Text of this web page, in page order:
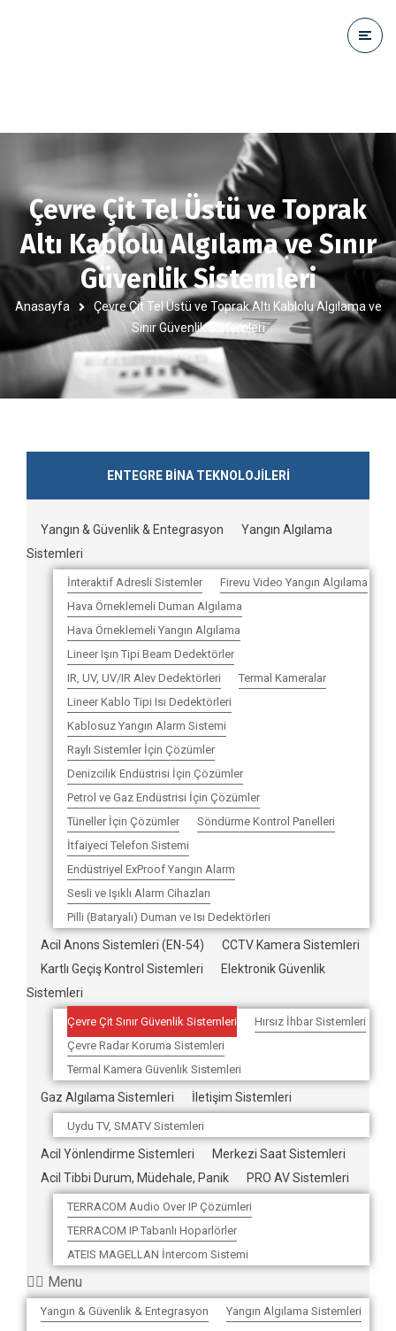
Çevre Çit Tel Üstü ve Toprak
Altı Kablolu Algılama ve Sınır
Güvenlik Sistemleri
Anasayfa
Çevre Çit Tel Üstü ve Toprak Altı Kablolu Algılama ve
Sınır Güvenlik Sistemleri
ENTEGRE BİNA TEKNOLOJİLERİ
Yangın & Güvenlik & Entegrasyon
Yangın Algılama
Sistemleri
İnteraktif Adresli Sistemler
Firevu Video Yangın Algılama
Hava Örneklemeli Duman Algılama
Hava Örneklemeli Yangın Algılama
Lineer Işın Tipi Beam Dedektörler
IR, UV, UV/IR Alev Dedektörleri
Termal Kameralar
Lineer Kablo Tipi Isı Dedektörleri
Kablosuz Yangın Alarm Sistemi
Raylı Sistemler İçin Çözümler
Denizcilik Endüstrisi İçin Çözümler
Petrol ve Gaz Endüstrisi İçin Çözümler
Tüneller İçin Çözümler
Söndürme Kontrol Panelleri
İtfaiyeci Telefon Sistemi
Endüstriyel ExProof Yangın Alarm
Sesli ve Işıklı Alarm Cihazları
Pilli (Bataryalı) Duman ve Isı Dedektörleri
Acil Anons Sistemleri (EN-54)
CCTV Kamera Sistemleri
Kartlı Geçiş Kontrol Sistemleri
Elektronik Güvenlik
Sistemleri
Çevre Çit Sınır Güvenlik Sistemleri
Hırsız İhbar Sistemleri
Çevre Radar Koruma Sistemleri
Termal Kamera Güvenlik Sistemleri
Gaz Algılama Sistemleri İletişim Sistemleri
Uydu TV, SMATV Sistemleri
Acil Yönlendirme Sistemleri
Merkezi Saat Sistemleri
Acil Tibbi Durum, Müdehale, Panik
PRO AV Sistemleri
TERRACOM Audio Over IP Çözümleri
TERRACOM IP Tabanlı Hoparlörler
ATEIS MAGELLAN İntercom Sistemi
Menu
Yangın & Güvenlik & Entegrasyon Yangın Algılama Sistemleri